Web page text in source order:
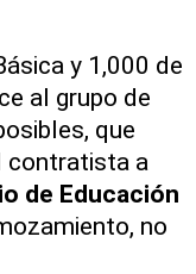
y 1,000 de
al grupo de
que
contratista a
de Educación
no